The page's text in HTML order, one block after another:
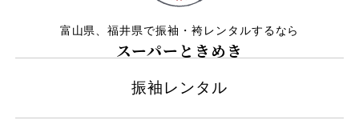
富山県、福井県で振袖・袴レンタルするなら
スーパーときめき
振袖レンタル